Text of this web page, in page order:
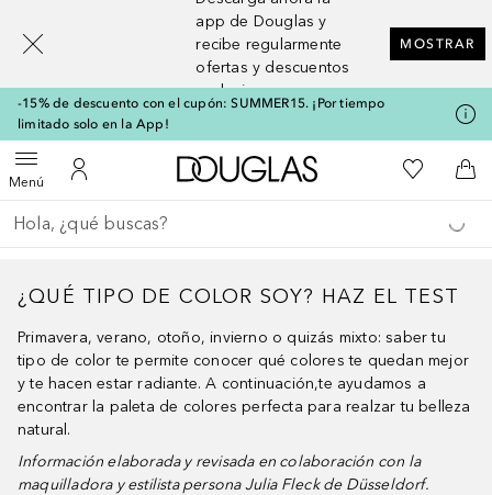
app de Douglas y
recibe regularmente
ofertas y descuentos
exclusivos
MOSTRAR
-15% de descuento con el cupón: SUMMER15. ¡Por tiempo
limitado solo en la App!
MenúAbrir menúMi cuenta
A Douglas HomeMi lista de
A
Regresar
Ejecutar búsqueda
¿QUÉ TIPO DE COLOR SOY? HAZ EL TEST
Primavera, verano, otoño, invierno o quizás mixto: saber tu
tipo de color te permite conocer qué colores te quedan mejor
y te hacen estar radiante. A continuación,te ayudamos a
encontrar la paleta de colores perfecta para realzar tu belleza
natural.
Información elaborada y revisada en colaboración con la
maquilladora y estilista persona Julia Fleck de Düsseldorf.
[navigation.slideout.screenreader]